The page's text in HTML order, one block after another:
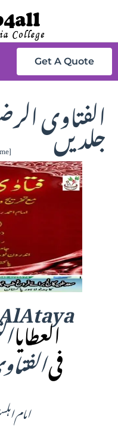
Get A Quote
جلدیں
AlNabavia العطایا
فی
امام